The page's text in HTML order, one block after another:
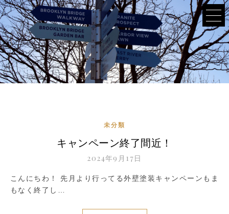
未分類
キャンペーン終了間近！
2024年9月17日
こんにちわ！ 先月より行ってる外壁塗装キャンペーンもま
もなく終了し…